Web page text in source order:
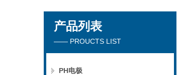
厦门沃泰科技有限公司
产品列表
—— PROUCTS LIST
PH电极